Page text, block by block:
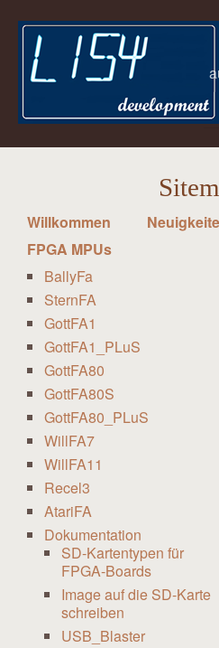
Willkommen
FPGA MPUs
BallyFa
SternFA
GottFA1
GottFA1_PLuS
GottFA80
GottFA80S
GottFA80_PLuS
WillFA7
WillFA11
Recel3
AtariFA
Dokumentation
SD-Kartentypen für
FPGA-Boards
Image auf die SD-Karte
schreiben
USB_Blaster